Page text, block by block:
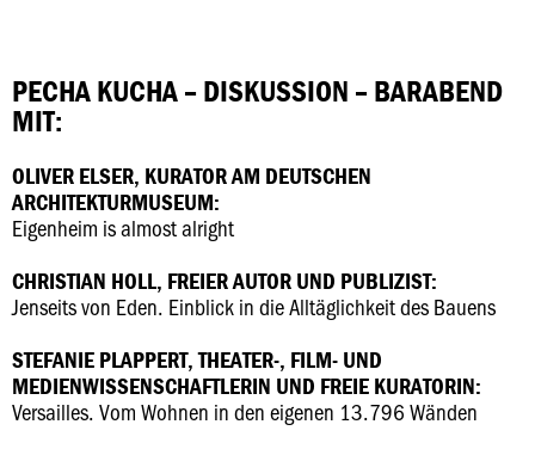
PECHA KUCHA – DISKUSSION – BARABEND
MIT:
OLIVER ELSER, KURATOR AM DEUTSCHEN
ARCHITEKTURMUSEUM:
Eigenheim is almost alright
CHRISTIAN HOLL, FREIER AUTOR UND PUBLIZIST:
Jenseits von Eden. Einblick in die Alltäglichkeit des Bauens
STEFANIE PLAPPERT, THEATER-, FILM- UND
MEDIENWISSENSCHAFTLERIN UND FREIE KURATORIN:
Versailles. Vom Wohnen in den eigenen 13.796 Wänden